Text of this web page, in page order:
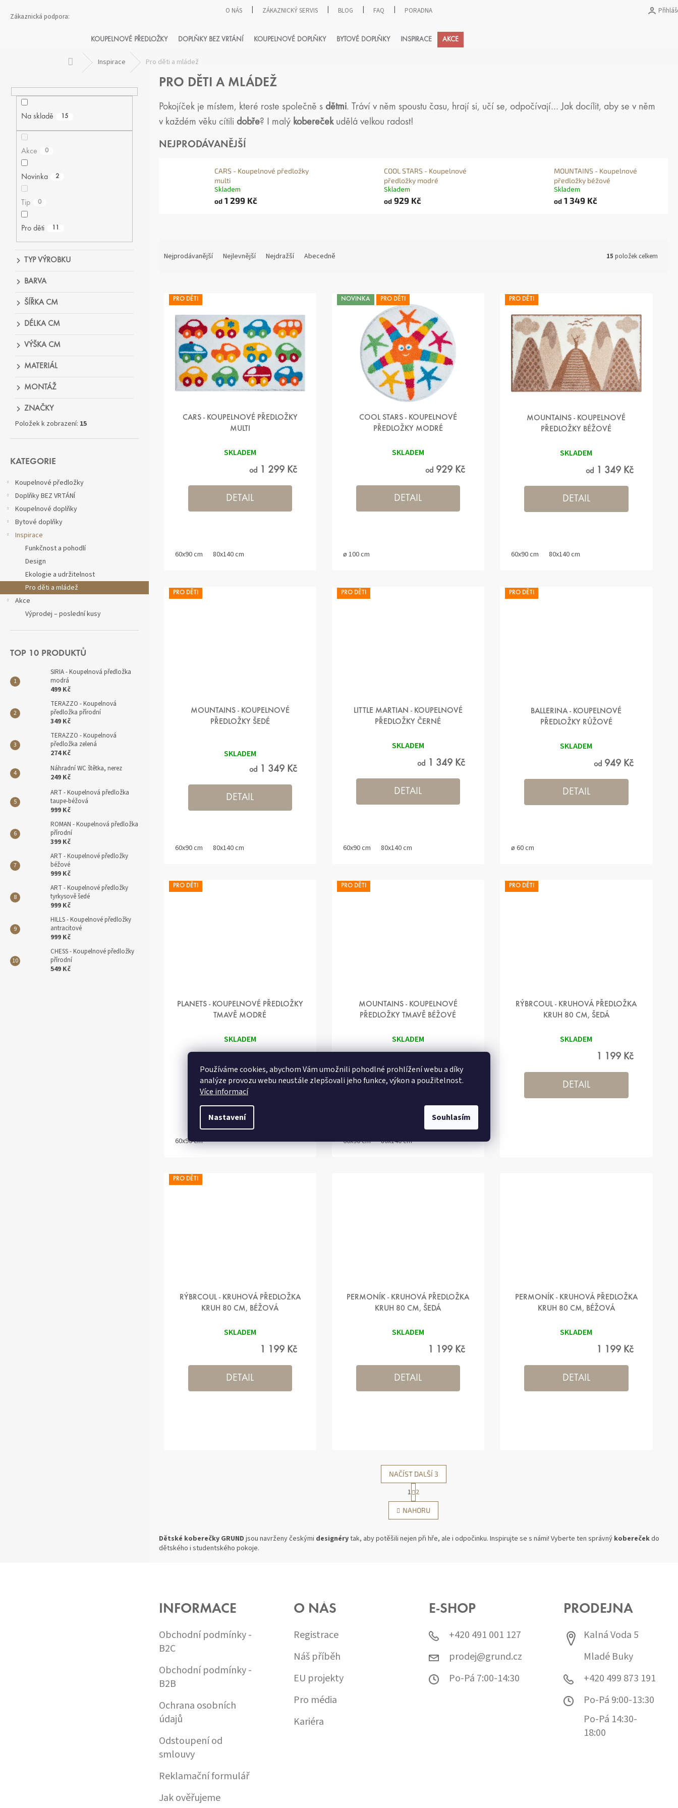
Používáme cookies, abychom Vám umožnili pohodlné prohlížení webu a díky
analýze provozu webu neustále zlepšovali jeho funkce, výkon a použitelnost.
Více informací
Nastavení Souhlasím
O NÁS ZÁKAZNICKÝ SERVIS BLOG FAQ PORADNA
HLEDAT
Nákupní
KOUPELNOVÉ PŘEDLOŽKY DOPLŇKY BEZ VRTÁNÍ KOUPELNOVÉ DOPLŇKY BYTOVÉ DOPLŇKY INSPIRACE AKCE
Domů Inspirace
Pro děti a mládež
Na skladě 15
Akce 0
Novinka 2
Tip 0
Pro děti 11
ZNAČKY
BARVA
DÉLKA CM
MATERIÁL
MONTÁŽ
ŠÍŘKA CM
TYP VÝROBKU
VÝŠKA CM
Položek k zobrazení: 15
kategorie
KATEGORIE
Koupelnové předložky
Doplňky BEZ VRTÁNÍ
Koupelnové doplňky
Bytové doplňky
Inspirace
Funkčnost a pohodlí
Design
Ekologie a udržitelnost
Pro děti a mládež
Akce
Výprodej – poslední kusy
TOP 10 PRODUKTŮ
SIRIA - Koupelnová předložka
modrá
499 Kč
TERAZZO - Koupelnová
předložka přírodní
349 Kč
TERAZZO - Koupelnová
předložka zelená
274 Kč
Náhradní WC štětka, nerez
249 Kč
ART - Koupelnová předložka
taupe-béžová
999 Kč
ROMAN - Koupelnová předložka
přírodní
399 Kč
ART - Koupelnové předložky
béžové
999 Kč
ART - Koupelnové předložky
tyrkysově šedé
999 Kč
HILLS - Koupelnové předložky
antracitové
999 Kč
CHESS - Koupelnové předložky
přírodní
549 Kč
PRO DĚTI A MLÁDEŽ
Pokojíček je místem, které roste společně s dětmi. Tráví v něm spoustu času, hrají si, učí se, odpočívají… Jak docílit, aby se v něm
v každém věku cítili dobře? I malý koberečekudělá velkou radost!
NEJPRODÁVANĚJŠÍ
CARS - Koupelnové předložky
multi
Skladem
od 1 299 Kč
COOL STARS - Koupelnové
předložky modré
Skladem
od 929 Kč
MOUNTAINS - Koupelnové
předložky béžové
Skladem
od1 349 Kč
ANejprodávanější Nejlevnější Nejdražší Abecedně 15 položek celkem
PRO DĚTI
CARS - KOUPELNOVÉ PŘEDLOŽKY
MULTI
SKLADEM
od1 299 Kč
DETAIL
60x90 cm 80x140 cm
NOVINKA PRO DĚTI
COOL STARS - KOUPELNOVÉ
PŘEDLOŽKY MODRÉ
SKLADEM
od929 Kč
DETAIL
ø 100 cm
PRO DĚTI
MOUNTAINS - KOUPELNOVÉ
PŘEDLOŽKY BÉŽOVÉ
SKLADEM
od1 349 Kč
DETAIL
60x90 cm 80x140 cm
PRO DĚTI
MOUNTAINS - KOUPELNOVÉ
PŘEDLOŽKY ŠEDÉ
produktuSKLADEM
od1 349 Kč
DETAIL
60x90 cm 80x140 cm
PRO DĚTI
LITTLE MARTIAN - KOUPELNOVÉ
PŘEDLOŽKY ČERNÉ
SKLADEM
od1 349 Kč
DETAIL
60x90 cm 80x140 cm
PRO DĚTI
BALLERINA - KOUPELNOVÉ
PŘEDLOŽKY RŮŽOVÉ
SKLADEM
od949 Kč
DETAIL
ø 60 cm
PRO DĚTI
PLANETS - KOUPELNOVÉ PŘEDLOŽKY
TMAVĚ MODRÉ
SKLADEM
DETAIL
60x90 cm
PRO DĚTI
MOUNTAINS - KOUPELNOVÉ
PŘEDLOŽKY TMAVĚ BÉŽOVÉ
SKLADEM
DETAIL
60x90 cm 80x140 cm
PRO DĚTI
RÝBRCOUL - KRUHOVÁ PŘEDLOŽKA
KRUH 80 CM, ŠEDÁ
SKLADEM
1 199 Kč
DETAIL
PRO DĚTI
RÝBRCOUL - KRUHOVÁ PŘEDLOŽKA
KRUH 80 CM, BÉŽOVÁ
SKLADEM
1 199 Kč
DETAIL
PERMONÍK - KRUHOVÁ PŘEDLOŽKA
KRUH 80 CM, ŠEDÁ
SKLADEM
1 199 Kč
DETAIL
PERMONÍK - KRUHOVÁ PŘEDLOŽKA
KRUH 80 CM, BÉŽOVÁ
SKLADEM
1 199 Kč
DETAIL
O
L
A
NAČÍST DALŠÍ 3
S
Á
1 2
NAHORU
Dětské koberečky GRUND jsou navrženy českými designérytak, aby potěšili nejen při hře, ale i odpočinku. Inspirujte se s námi! Vyberte ten správný koberečekdo
dětského i studentského pokoje.
INFORMACE
Obchodní podmínky -
B2C
Obchodní podmínky -
B2B
Ochrana osobních
údajů
Odstoupení od
smlouvy
Reklamační formulář
Jak ověřujeme
O NÁS
Registrace
Náš příběh
EU projekty
Pro média
Kariéra
E-SHOP
+420 491 001 127
prodej@grund.cz
Po-Pá 7:00-14:30
PRODEJNA
Kalná Voda 5
Mladé Buky
+420 499 873 191
Po-Pá 9:00-13:30
Po-Pá 14:30-
18:00